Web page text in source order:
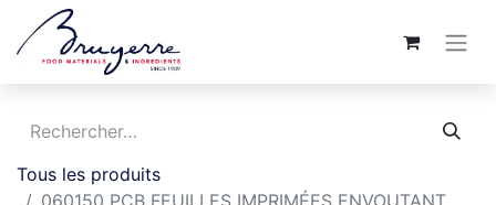
Tous les produits
060150 PCB FEUILLES IMPRIMÉES ENVOUTANT